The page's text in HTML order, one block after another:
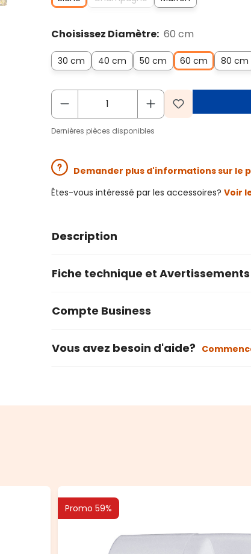
Choisissez Diamètre: 60 cm
30 cm 40 cm 50 cm 60 cm 80 cm
Dernières pièces disponibles
Demander plus d'informations sur le
Êtes-vous intéressé par les accessoires? Voir
Description
Fiche technique et Avertissements
Compte Business
Vous avez besoin d'aide?
Promo 59%